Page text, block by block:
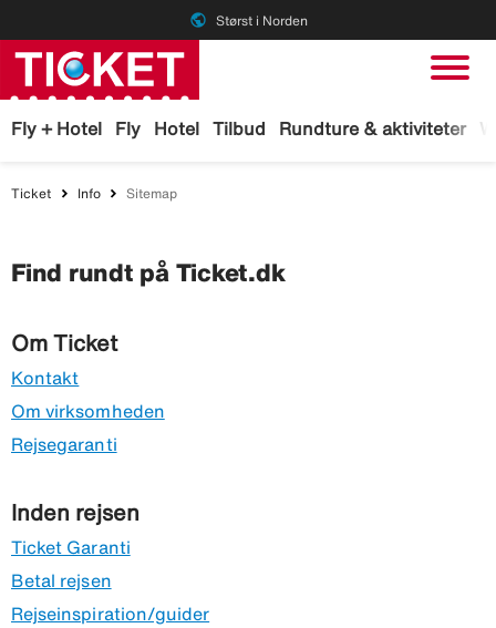
public Størst i Norden
Fly + Hotel Fly Hotel Tilbud Rundture & aktiviteter
Ticket Info Sitemap
Find rundt på Ticket.dk
Om Ticket
Kontakt
Om virksomheden
Rejsegaranti
Inden rejsen
Ticket Garanti
Betal rejsen
Rejseinspiration/guider